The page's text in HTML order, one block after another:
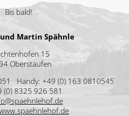
Bis bald!
Martin Spähnle
15
Oberstaufen
Handy: +49 (0) 163 0810545
(0) 8325 926 581